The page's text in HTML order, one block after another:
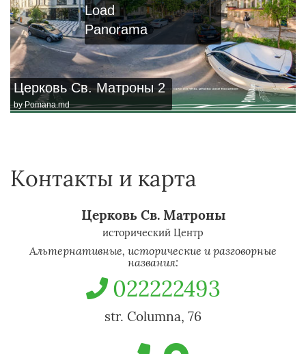
Церковь Св. Матроны 2
byPomana.md
Load
Panorama
Контакты и карта
Церковь Св. Матроны
исторический Центр
Альтернативные, исторические и разговорные
названия:
022222493
str. Columna, 76